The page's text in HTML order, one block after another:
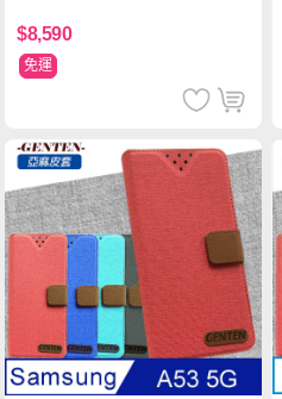
$8,590
免運